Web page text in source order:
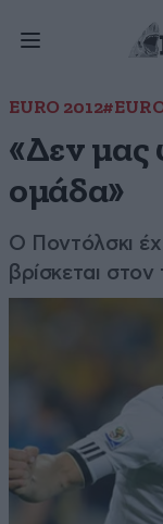
EURO 2012
«Δεν μας
ομάδα»
Ο Ποντόλσκι
βρίσκεται στον